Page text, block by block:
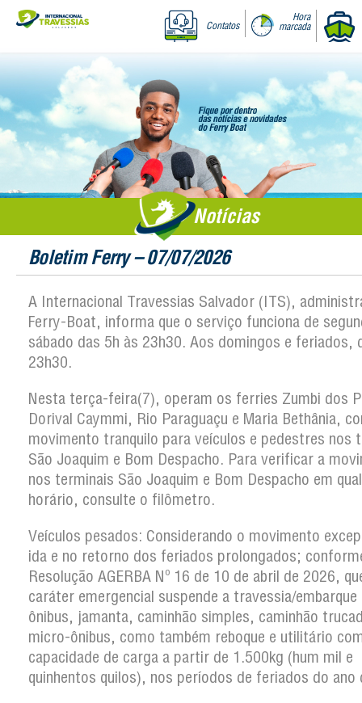
Contatos
Hora
marcada
Notícias
Boletim Ferry – 07/07/2026
A Internacional Travessias Salvador (ITS),
Ferry-Boat, informa que o serviço funciona de
sábado das 5h às 23h30. Aos domingos e feriados,
23h30.
Nesta terça-feira(7), operam os ferries Zumbi dos
Dorival Caymmi, Rio Paraguaçu e Maria Bethânia,
movimento tranquilo para veículos e pedestres nos
São Joaquim e Bom Despacho. Para verificar a
nos terminais São Joaquim e Bom Despacho em
horário, consulte o filômetro.
Veículos pesados: Considerando o movimento
ida e no retorno dos feriados prolongados;
Resolução AGERBA Nº 16 de 10 de abril de 2026,
caráter emergencial suspende a travessia/embarque
ônibus, jamanta, caminhão simples, caminhão
micro-ônibus, como também reboque e utilitário
capacidade de carga a partir de 1.500kg (hum mil e
quinhentos quilos), nos períodos de feriados do ano